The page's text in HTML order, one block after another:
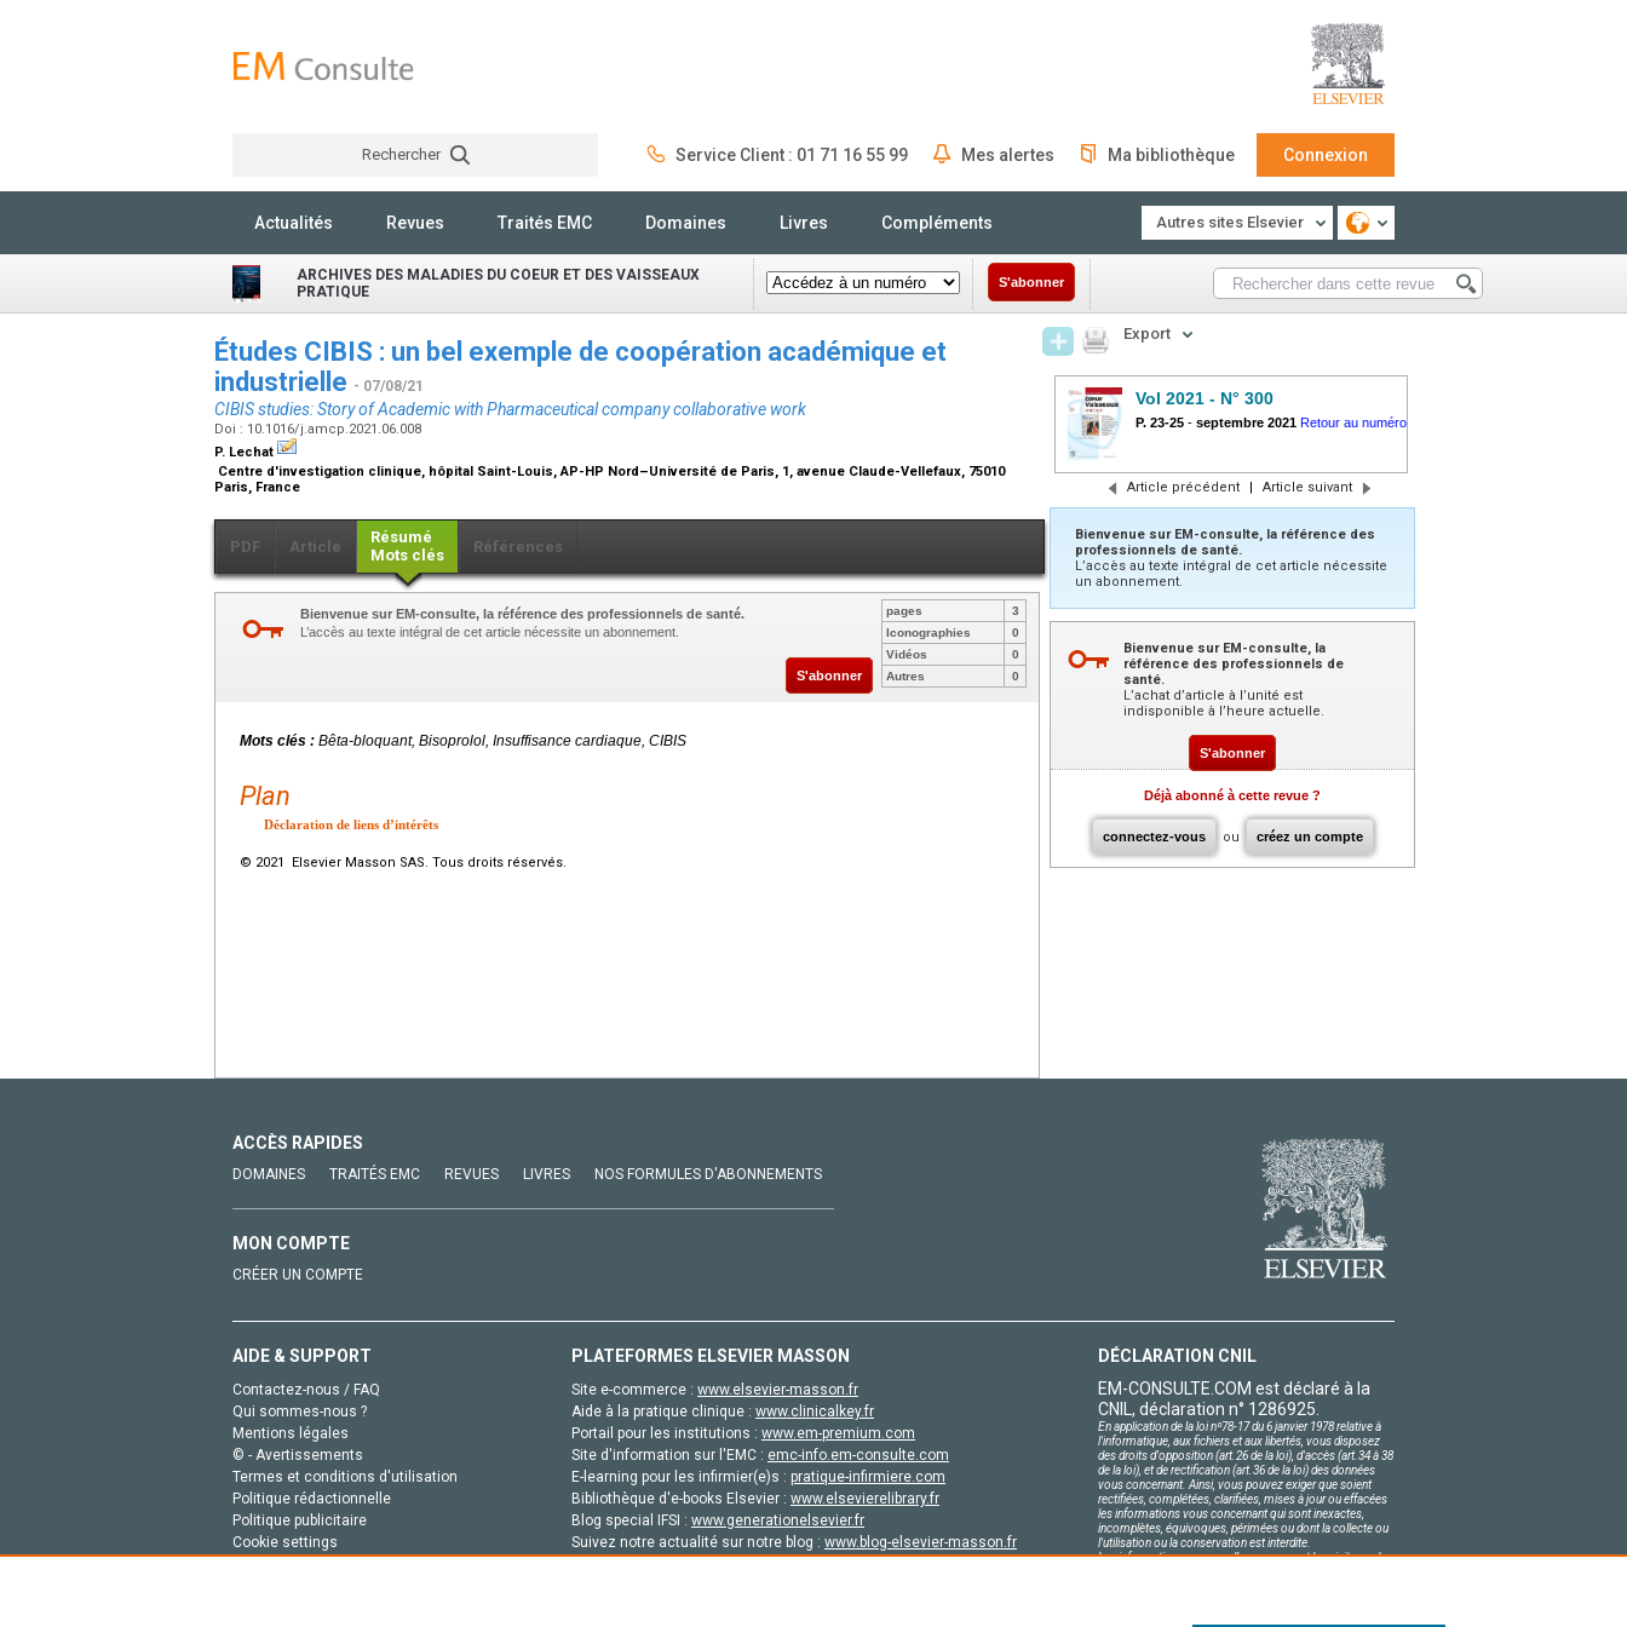
Rechercher Service Client : 01 71 16 55 99 Mes alertes Ma bibliothèque Connexion
Actualités Revues Traités EMC Domaines Livres Compléments Autres sites Elsevier
ARCHIVES DES MALADIES DU COEUR ET DES VAISSEAUX
PRATIQUE
S'abonner
Études CIBIS : un bel exemple de coopération académique et
industrielle - 07/08/21
CIBIS studies: Story of Academic with Pharmaceutical company collaborative work
Doi : 10.1016/j.amcp.2021.06.008
P. Lechat
Centre d'investigation clinique, hôpital Saint-Louis, AP-HP Nord–Université de Paris, 1, avenue Claude-Vellefaux, 75010
Paris, France
PDF Article
Résumé
Mots clés
Références
Bienvenue sur EM-consulte, la référence des professionnels de santé.
L’accès au texte intégral de cet article nécessite un abonnement.
S'abonner
pages
3
Iconographies
0
Vidéos
0
Autres
0
Mots clés : Bêta-bloquant, Bisoprolol, Insuffisance cardiaque, CIBIS
Plan
Déclaration de liens d’intérêts
© 2021 Elsevier Masson SAS. Tous droits réservés.
Export
Vol 2021 - N° 300
P. 23-25 - septembre 2021 Retour au numéro
Article précédent | Article suivant
Bienvenue sur EM-consulte, la référence des
professionnels de santé.
L’accès au texte intégral de cet article nécessite
un abonnement.
Bienvenue sur EM-consulte, la
référence des professionnels de
santé.
L’achat d’article à l’unité est
indisponible à l’heure actuelle.
S'abonner
Déjà abonné à cette revue ?
connectez-vous ou créez un compte
ACCÈS RAPIDES
DOMAINES TRAITÉS EMC REVUES LIVRES NOS FORMULES D'ABONNEMENTS
MON COMPTE
CRÉER UN COMPTE
AIDE & SUPPORT
Contactez-nous / FAQ
Qui sommes-nous ?
Mentions légales
© - Avertissements
Termes et conditions d'utilisation
Politique rédactionnelle
Politique publicitaire
Cookie settings
PLATEFORMES ELSEVIER MASSON
Site e-commerce : www.elsevier-masson.fr
Aide à la pratique clinique : www.clinicalkey.fr
Portail pour les institutions : www.em-premium.com
Site d'information sur l'EMC : emc-info.em-consulte.com
E-learning pour les infirmier(e)s : pratique-infirmiere.com
Bibliothèque d'e-books Elsevier : www.elsevierelibrary.fr
Blog special IFSI : www.generationelsevier.fr
Suivez notre actualité sur notre blog : www.blog-elsevier-masson.fr
DÉCLARATION CNIL
EM-CONSULTE.COM est déclaré à la
CNIL, déclaration n° 1286925.
En application de la loi nº78-17 du 6 janvier 1978 relative à
l'informatique, aux fichiers et aux libertés, vous disposez
des droits d'opposition (art.26 de la loi), d'accès (art.34 à 38
de la loi), et de rectification (art.36 de la loi) des données
vous concernant. Ainsi, vous pouvez exiger que soient
rectifiées, complétées, clarifiées, mises à jour ou effacées
les informations vous concernant qui sont inexactes,
incomplètes, équivoques, périmées ou dont la collecte ou
l'utilisation ou la conservation est interdite.
Les informations personnelles concernant les visiteurs de